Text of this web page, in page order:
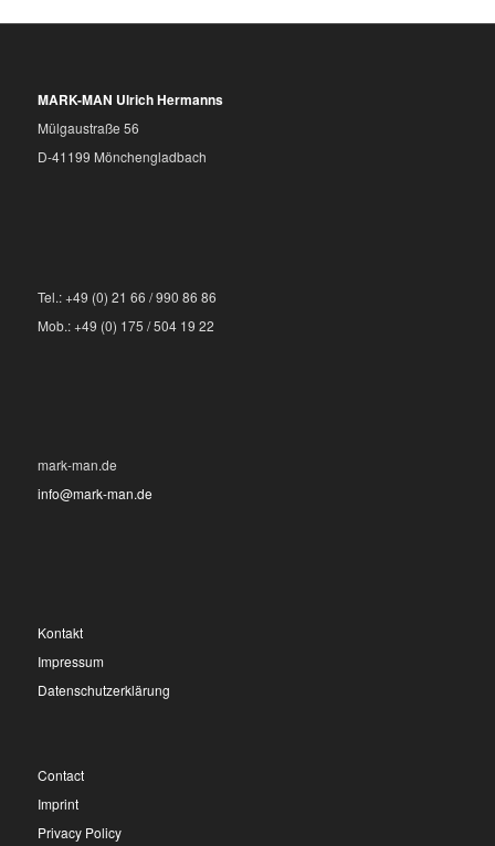
MARK-MAN Ulrich Hermanns
Mülgaustraße 56
D-41199 Mönchengladbach
Tel.: +49 (0) 21 66 / 990 86 86
Mob.: +49 (0) 175 / 504 19 22
mark-man.de
info@mark-man.de
Kontakt
Impressum
Datenschutzerklärung
Contact
Imprint
Privacy Policy